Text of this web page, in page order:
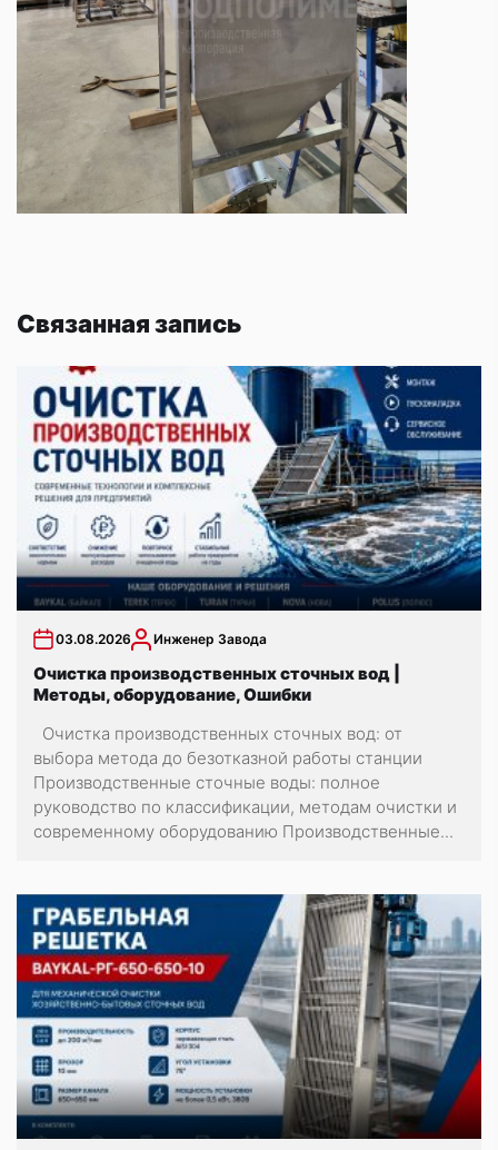
Связанная запись
03.08.2026 Инженер Завода
Очистка производственных сточных вод |
Методы, оборудование, Ошибки
Очистка производственных сточных вод: от
выбора метода до безотказной работы станции
Производственные сточные воды: полное
руководство по классификации, методам очистки и
современному оборудованию Производственные...